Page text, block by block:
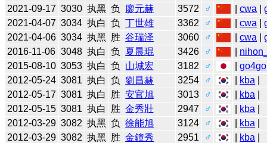
2021-09-17 3030 执黑 负 廖元赫 3572 ♂ |cwa |
2021-04-07 3034 执白 负 丁世雄 3362 ♂ |cwa |
2021-04-06 3034 执黑 胜 谷瑞泽 3060 ♂ |cwa |
2016-11-06 3048 执白 负 夏晨琨 3426 ♂
2015-08-10 3053 执白 负 山城宏 3182 ♂ |go4go
2012-05-24 3081 执白 负 劉昌赫 3254 ♂ kba
2012-05-17 3081 执白 胜 安官旭 3013 ♂ kba
2012-05-15 3081 执白 胜 金秀壯 2947 ♂ kba
2012-03-29 3082 执黑 负 徐能旭 3124 ♂ kba
2012-03-29 3082 执黑 胜 金鐘秀 2951 ♂ kba